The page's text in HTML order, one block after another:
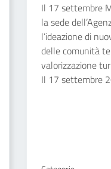
Il 17 settembre
la sede
l’ideazione di
delle comunità
valorizzazione
Il 17 settembre